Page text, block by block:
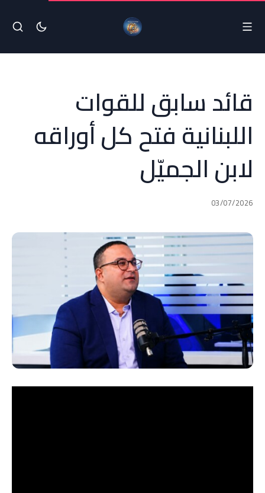
قائد سابق للقوات
اللبنانية فتح كل أوراقه
لابن الجميّل
03/07/2026